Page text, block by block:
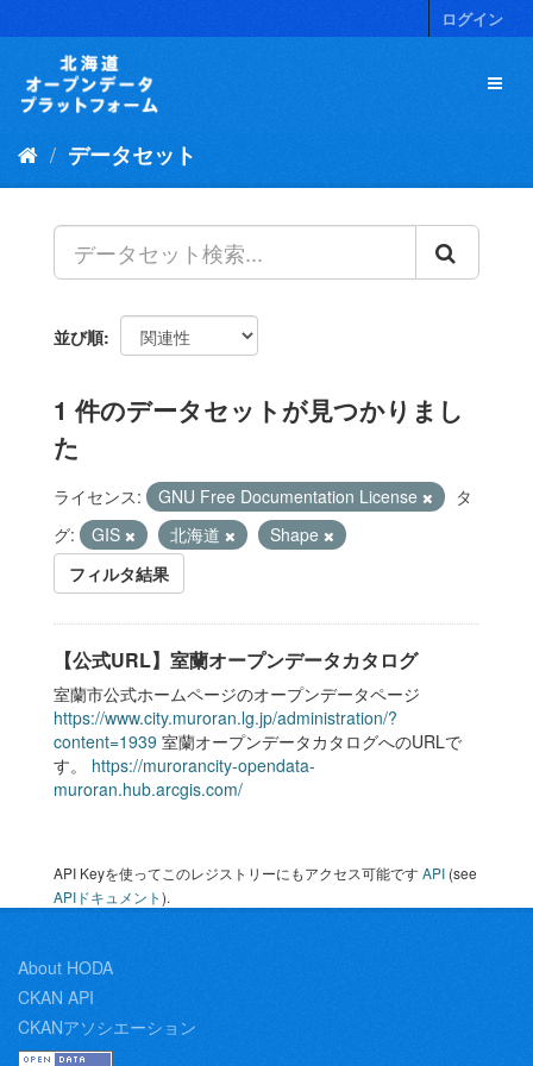
キ
ログイン
データセット
並び順
1 件のデータセットが見つかりまし
た
ライセンス: GNU Free Documentation License
タ
グ:
GIS 北海道
Shape
フィルタ結果
【公式URL】室蘭オープンデータカタログ
室蘭市公式ホームページのオープンデータページ
https://www.city.muroran.lg.jp/administration/?
content=1939 室蘭オープンデータカタログへのURLで
す。 https://murorancity-opendata-
muroran.hub.arcgis.com/
API Keyを使ってこのレジストリーにもアクセス可能ですAPI (see
APIドキュメント).
About HODA
CKAN API
CKANアソシエーション